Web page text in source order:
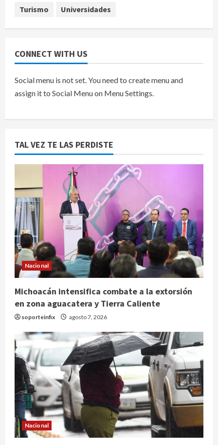
Turismo Universidades
CONNECT WITH US
Social menu is not set. You need to create menu and
assign it to Social Menu on Menu Settings.
TAL VEZ TE LAS PERDISTE
Nacional
Michoacán intensifica combate a la extorsión
en zona aguacatera y Tierra Caliente
soporteinfix agosto 7, 2026
Nacional